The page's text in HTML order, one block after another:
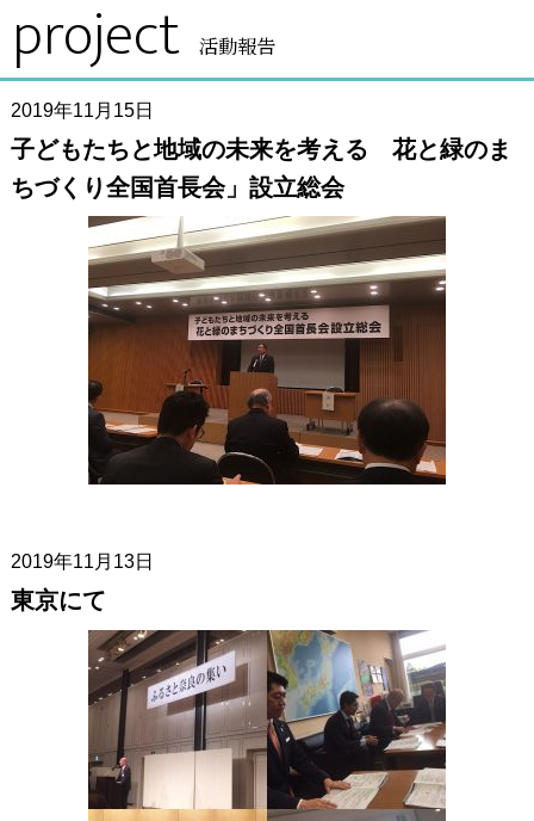
project 活動報告
2019年11月15日
子どもたちと地域の未来を考える 花と緑のま
ちづくり全国首長会」設立総会
2019年11月13日
東京にて